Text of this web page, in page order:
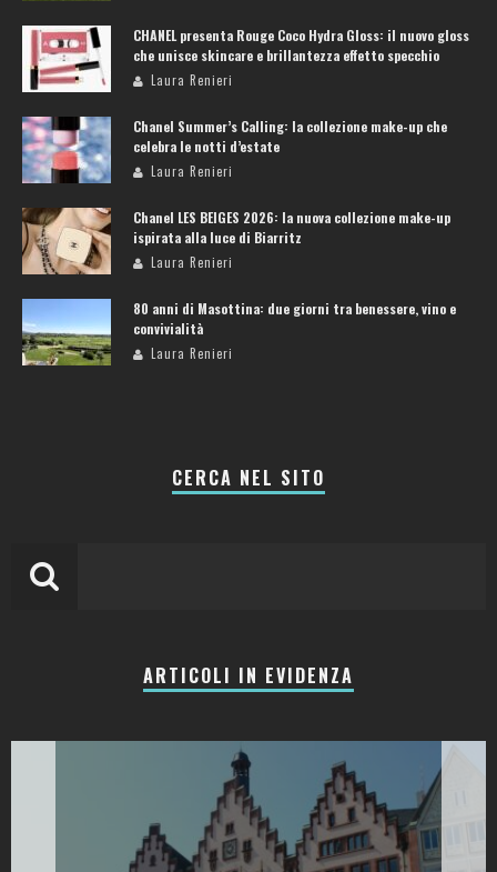
CHANEL presenta Rouge Coco Hydra Gloss: il nuovo gloss
che unisce skincare e brillantezza effetto specchio
Laura Renieri
Chanel Summer’s Calling: la collezione make-up che
celebra le notti d’estate
Laura Renieri
Chanel LES BEIGES 2026: la nuova collezione make-up
ispirata alla luce di Biarritz
Laura Renieri
80 anni di Masottina: due giorni tra benessere, vino e
convivialità
Laura Renieri
CERCA NEL SITO
ARTICOLI IN EVIDENZA